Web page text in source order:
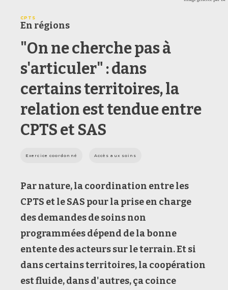
CPTS
En régions
"On ne cherche pas à
s'articuler" : dans
certains territoires, la
relation est tendue entre
CPTS et SAS
Exercice coordonné Accès aux soins
Par nature, la coordination entreles
CPTS etleSAS pour la prise en charge
desdemandes desoins non
programmées dépend de la bonne
entente des acteurs sur le terrain.Et si
dans certains territoires, la coopération
est fluide, dans d'autres,ça coince